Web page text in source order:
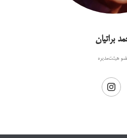
براتیان
هیئت‌مدیره